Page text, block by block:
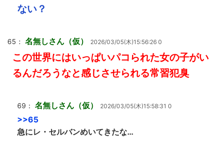
ない？
65： 名無しさん（仮） 2026/03/05(木)15:56:26 0
この世界にはいっぱいパコられた女の子がい
るんだろうなと感じさせられる常習犯臭
69： 名無しさん（仮） 2026/03/05(木)15:58:31 0
>>65
急にレ・セルバンめいてきたな…